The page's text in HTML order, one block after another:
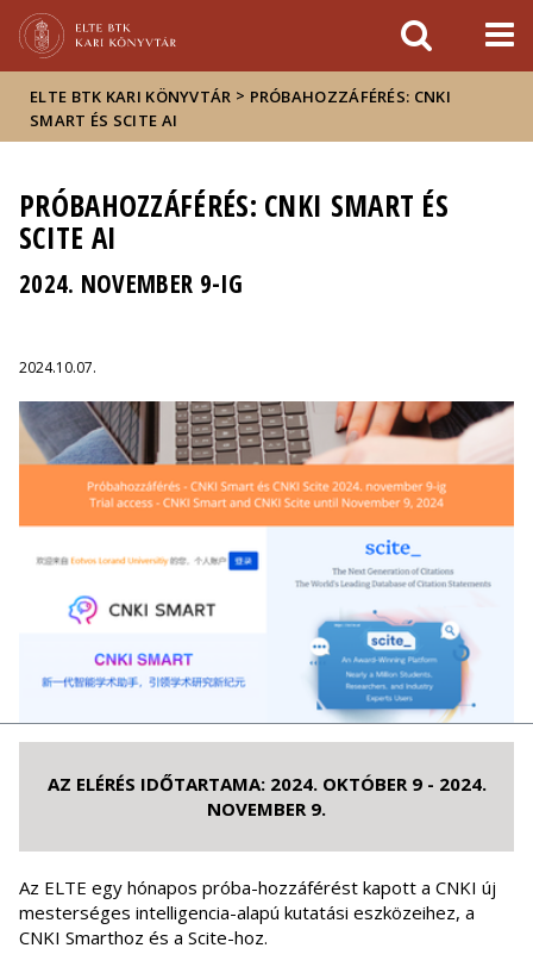
sajtóban
ELTE BTK KARI KÖNYVTÁR > PRÓBAHOZZÁFÉRÉS: CNKI
SMART ÉS SCITE AI
PRÓBAHOZZÁFÉRÉS: CNKI SMART ÉS
SCITE AI
2024. NOVEMBER 9-IG
2024.10.07.
AZ ELÉRÉS IDŐTARTAMA: 2024. OKTÓBER 9 - 2024.
NOVEMBER 9.
Az ELTE egy hónapos próba-hozzáférést kapott a CNKI új
mesterséges intelligencia-alapú kutatási eszközeihez, a
CNKI Smarthoz és a Scite-hoz.